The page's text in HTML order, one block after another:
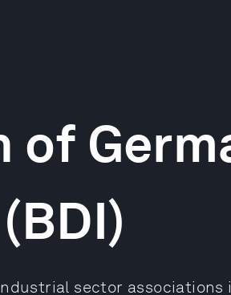
of
sector associations